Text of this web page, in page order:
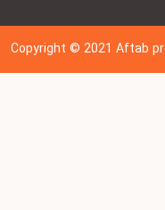
Copyright © 202 1Aftab